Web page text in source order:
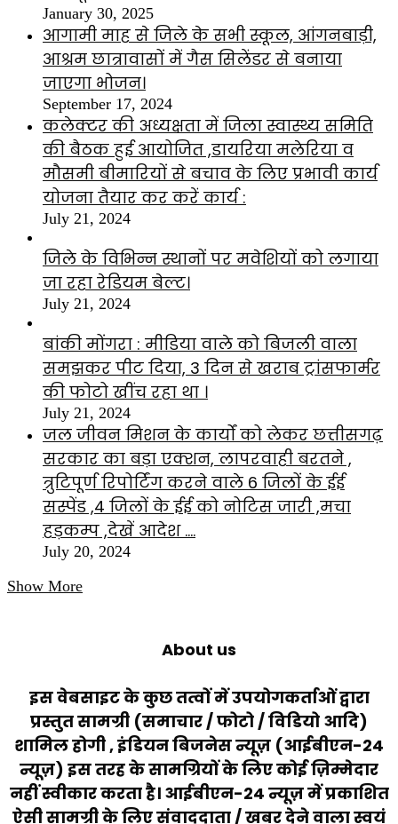
January 30, 2025
आगामी माह से जिले के सभी स्कूल, आंगनबाड़ी,
आश्रम छात्रावासों में गैस सिलेंडर से बनाया
जाएगा भोजन।
September 17, 2024
कलेक्टर की अध्यक्षता में जिला स्वास्थ्य समिति
की बैठक हुई आयोजित ,डायरिया मलेरिया व
मौसमी बीमारियों से बचाव के लिए प्रभावी कार्य
योजना तैयार कर करें कार्य :
July 21, 2024
जिले के विभिन्न स्थानों पर मवेशियों को लगाया
जा रहा रेडियम बेल्ट।
July 21, 2024
बांकी मोंगरा : मीडिया वाले को बिजली वाला
समझकर पीट दिया, 3 दिन से खराब ट्रांसफार्मर
की फोटो खींच रहा था ।
July 21, 2024
जल जीवन मिशन के कार्यों को लेकर छत्तीसगढ़
सरकार का बड़ा एक्शन, लापरवाही बरतने ,
त्रुटिपूर्ण रिपोर्टिंग करने वाले 6 जिलों के ईई
सस्पेंड ,4 जिलों के ईई को नोटिस जारी ,मचा
हड़कम्प ,देखें आदेश ….
July 20, 2024
Show More
About us
इस वेबसाइट के कुछ तत्वों में उपयोगकर्ताओं द्वारा
प्रस्तुत सामग्री (समाचार / फोटो / विडियो आदि)
शामिल होगी , इंडियन बिजनेस न्यूज़ (आईबीएन-24
न्यूज़) इस तरह के सामग्रियों के लिए कोई ज़िम्मेदार
नहीं स्वीकार करता है। आईबीएन-24 न्यूज़ में प्रकाशित
ऐसी सामग्री के लिए संवाददाता / खबर देने वाला स्वयं